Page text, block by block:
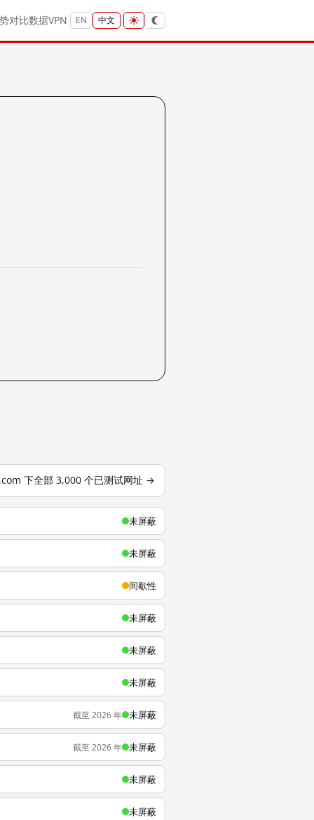
对比数据VPN EN 中文
下全部 3,000 个已测试网址 →
未屏蔽
未屏蔽
间歇性
未屏蔽
未屏蔽
未屏蔽
截至 2026 年 未屏蔽
截至 2026 年 未屏蔽
未屏蔽
未屏蔽